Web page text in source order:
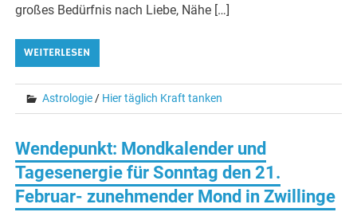
großes Bedürfnis nach Liebe, Nähe […]
WEITERLESEN
Astrologie/ Hier täglich Kraft tanken
Wendepunkt: Mondkalender und
Tagesenergie für Sonntag den 21.
Februar- zunehmender Mond in Zwillinge